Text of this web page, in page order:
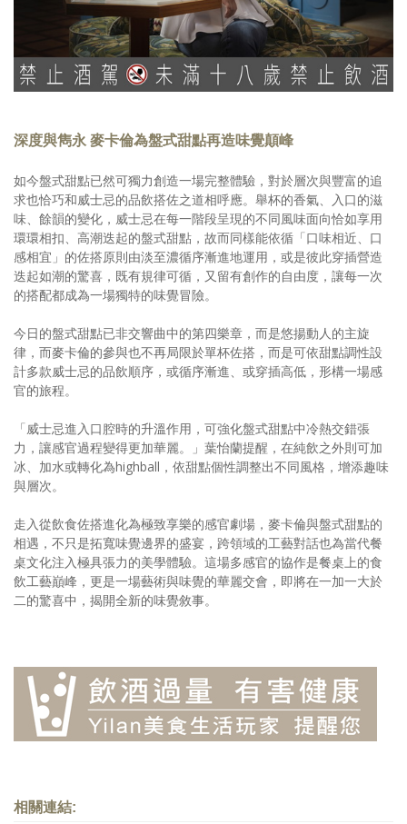
深度與雋永 麥卡倫為盤式甜點再造味覺顛峰
如今盤式甜點已然可獨力創造一場完整體驗，對於層次與豐富的追
求也恰巧和威士忌的品飲搭佐之道相呼應。舉杯的香氣、入口的滋
味、餘韻的變化，威士忌在每一階段呈現的不同風味面向恰如享用
環環相扣、高潮迭起的盤式甜點，故而同樣能依循「口味相近、口
感相宜」的佐搭原則由淡至濃循序漸進地運用，或是彼此穿插營造
迭起如潮的驚喜，既有規律可循，又留有創作的自由度，讓每一次
的搭配都成為一場獨特的味覺冒險。
今日的盤式甜點已非交響曲中的第四樂章，而是悠揚動人的主旋
律，而麥卡倫的參與也不再局限於單杯佐搭，而是可依甜點調性設
計多款威士忌的品飲順序，或循序漸進、或穿插高低，形構一場感
官的旅程。
「威士忌進入口腔時的升溫作用，可強化盤式甜點中冷熱交錯張
力，讓感官過程變得更加華麗。」葉怡蘭提醒，在純飲之外則可加
冰、加水或轉化為highball，依甜點個性調整出不同風格，增添趣味
與層次。
走入從飲食佐搭進化為極致享樂的感官劇場，麥卡倫與盤式甜點的
相遇，不只是拓寬味覺邊界的盛宴，跨領域的工藝對話也為當代餐
桌文化注入極具張力的美學體驗。這場多感官的協作是餐桌上的食
飲工藝巔峰，更是一場藝術與味覺的華麗交會，即將在一加一大於
二的驚喜中，揭開全新的味覺敘事。
相關連結: